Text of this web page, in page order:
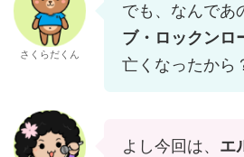
さくらだくん
でも、なんであ
ブ・ロックンロ
亡くなったから
よし今回は、 エ